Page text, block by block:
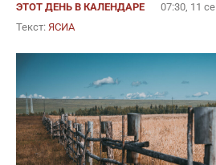
ЭТОТ ДЕНЬ В КАЛЕНДАРЕ
07:30, 11
Текст: ЯСИА